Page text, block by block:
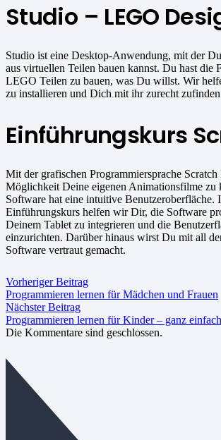
Studio – LEGO
Studio ist eine Desktop-Anwendung, mit der
aus virtuellen Teilen bauen kannst. Du hast die
LEGO Teilen zu bauen, was Du willst. Wir
zu installieren und Dich mit ihr zurecht zufinden
Einführungskurs
Mit der grafischen Programmiersprache Scratch
Möglichkeit Deine eigenen Animationsfilme zu
Software hat eine intuitive Benutzeroberfläche.
Einführungskurs helfen wir Dir, die Software
Deinem Tablet zu integrieren und die
einzurichten. Darüber hinaus wirst Du mit all
Software vertraut gemacht.
Vorheriger Beitrag
Programmieren lernen für Mädchen und Frauen
Nächster Beitrag
Programmieren lernen für Kinder – ganz
Die Kommentare sind geschlossen.